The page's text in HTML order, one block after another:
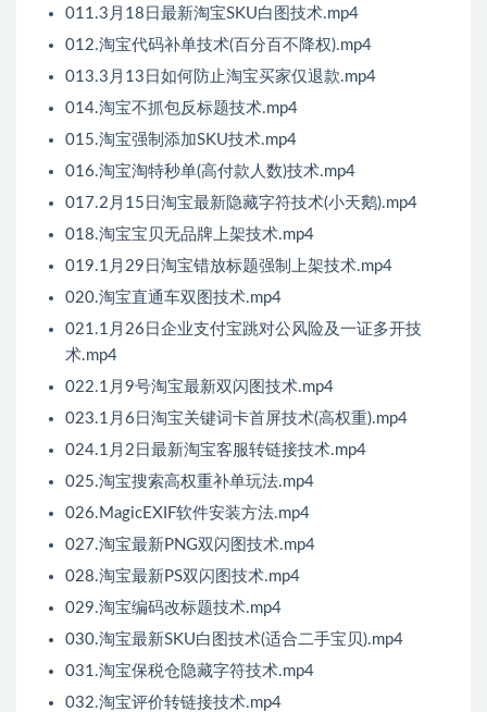
011.3月18日最新淘宝SKU白图技术.mp4
012.淘宝代码补单技术(百分百不降权).mp4
013.3月13日如何防止淘宝买家仅退款.mp4
014.淘宝不抓包反标题技术.mp4
015.淘宝强制添加SKU技术.mp4
016.淘宝淘特秒单(高付款人数)技术.mp4
017.2月15日淘宝最新隐藏字符技术(小天鹅).mp4
018.淘宝宝贝无品牌上架技术.mp4
019.1月29日淘宝错放标题强制上架技术.mp4
020.淘宝直通车双图技术.mp4
021.1月26日企业支付宝跳对公风险及一证多开技
术.mp4
022.1月9号淘宝最新双闪图技术.mp4
023.1月6日淘宝关键词卡首屏技术(高权重).mp4
024.1月2日最新淘宝客服转链接技术.mp4
025.淘宝搜索高权重补单玩法.mp4
026.MagicEXIF软件安装方法.mp4
027.淘宝最新PNG双闪图技术.mp4
028.淘宝最新PS双闪图技术.mp4
029.淘宝编码改标题技术.mp4
030.淘宝最新SKU白图技术(适合二手宝贝).mp4
031.淘宝保税仓隐藏字符技术.mp4
032.淘宝评价转链接技术.mp4